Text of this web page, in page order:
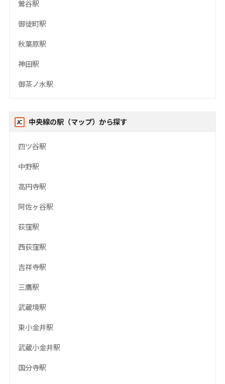
鶯谷駅
御徒町駅
秋葉原駅
神田駅
御茶ノ水駅
中央線の駅（マップ）から探す
四ツ谷駅
中野駅
高円寺駅
阿佐ヶ谷駅
荻窪駅
西荻窪駅
吉祥寺駅
三鷹駅
武蔵境駅
東小金井駅
武蔵小金井駅
国分寺駅